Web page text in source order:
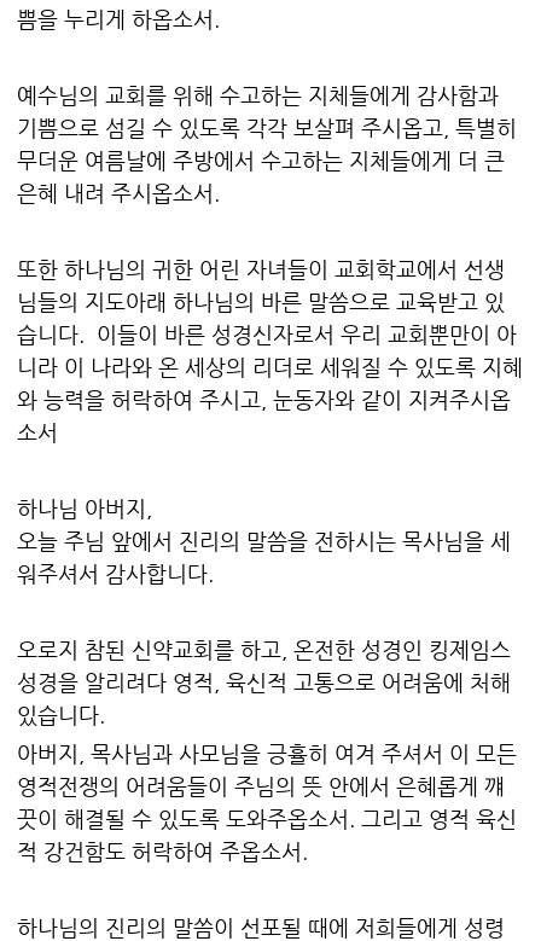
쁨을 누리게 하옵소서.
예수님의 교회를 위해 수고하는 지체들에게 감사함과
기쁨으로 섬길 수 있도록 각각 보살펴 주시옵고, 특별히
무더운 여름날에 주방에서 수고하는 지체들에게 더 큰
은혜 내려 주시옵소서.
또한 하나님의 귀한 어린 자녀들이 교회학교에서 선생
님들의 지도아래 하나님의 바른 말씀으로 교육받고 있
습니다. 이들이 바른 성경신자로서 우리 교회뿐만이 아
니라 이 나라와 온 세상의 리더로 세워질 수 있도록 지혜
와 능력을 허락하여 주시고, 눈동자와 같이 지켜주시옵
소서
하나님 아버지,
오늘 주님 앞에서 진리의 말씀을 전하시는 목사님을 세
워주셔서 감사합니다.
오로지 참된 신약교회를 하고, 온전한 성경인 킹제임스
성경을 알리려다 영적, 육신적 고통으로 어려움에 처해
있습니다.
아버지, 목사님과 사모님을 긍휼히 여겨 주셔서 이 모든
영적전쟁의 어려움들이 주님의 뜻 안에서 은혜롭게 꺠
끗이 해결될 수 있도록 도와주옵소서. 그리고 영적 육신
적 강건함도 허락하여 주옵소서.
하나님의 진리의 말씀이 선포될 때에 저희들에게 성령